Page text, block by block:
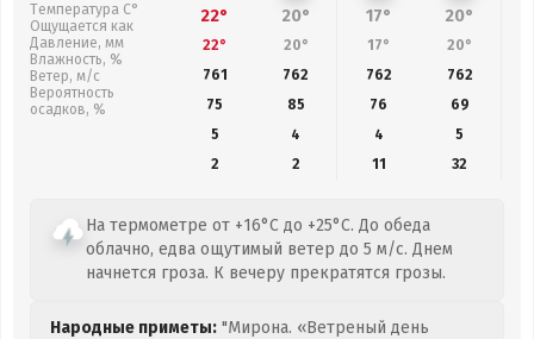
Температура С°
Ощущается как
Давление, мм
Влажность, %
Ветер, м/с
Вероятность
осадков, %
22° 20° 17° 20°
22° 20° 17° 20°
761
762 762 762
75
85 76 69
5
4 4
5
2
2 11 32
На термометре от +16°C до +25°C. До обеда
облачно, едва ощутимый ветер до 5 м/с. Днем
начнется гроза. К вечеру прекратятся грозы.
Народные приметы: "Мирона. «Ветреный день